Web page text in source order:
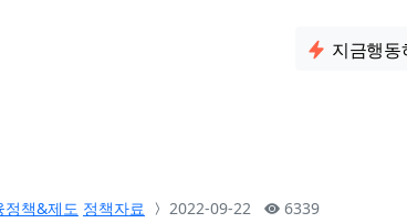
지금행동
정책&제도 정책자료 2022-09-22 6339